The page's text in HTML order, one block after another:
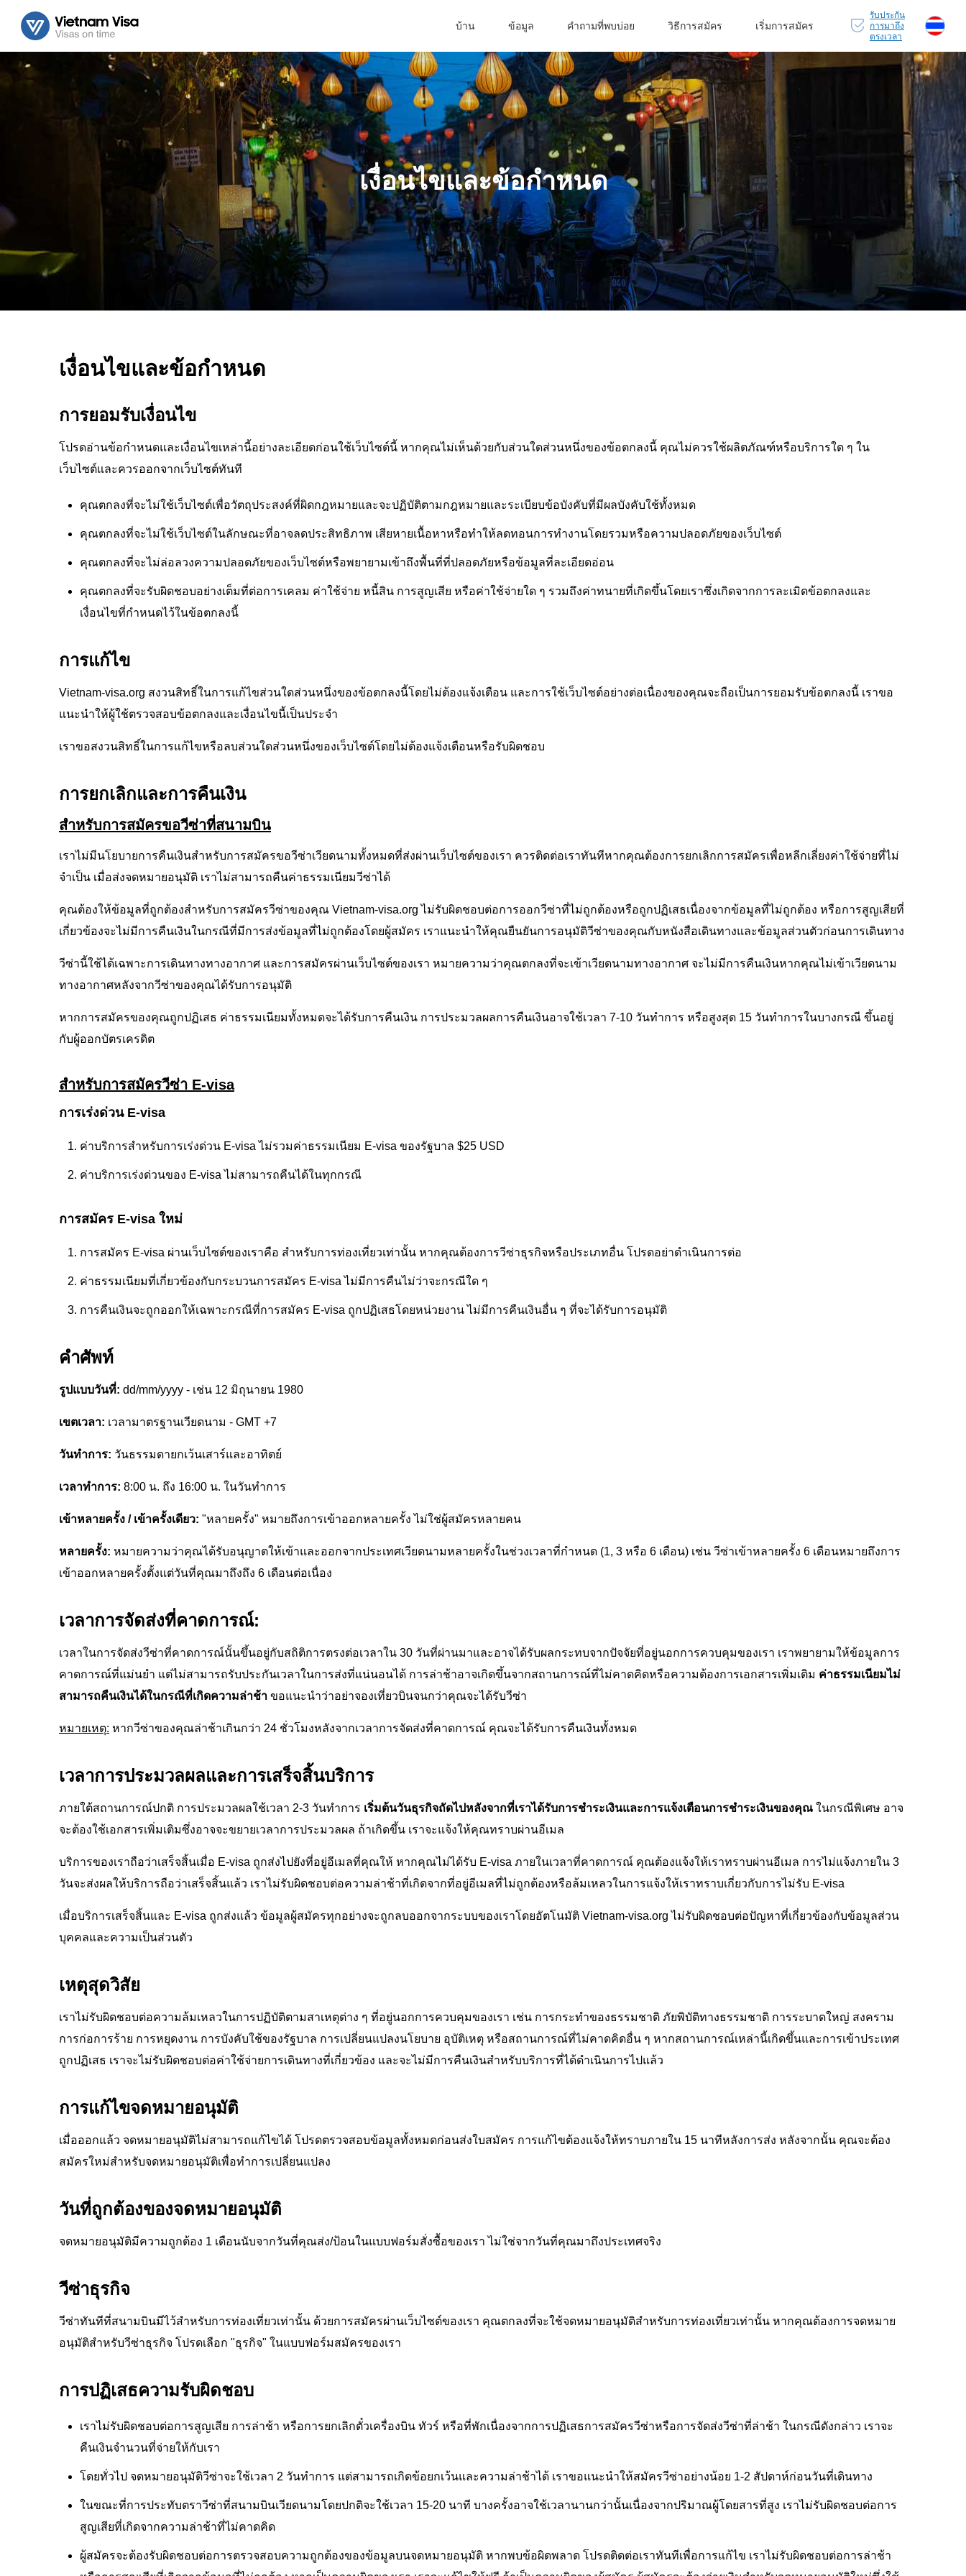
บ้าน ข้อมูล คำถามที่พบบ่อย วิธีการสมัคร เริ่มการสมัคร
รับประกัน
การมาถึง
ตรงเวลา
เงื่อนไขและข้อกำหนด
เงื่อนไขและข้อกำหนด
การยอมรับเงื่อนไข
โปรดอ่านข้อกำหนดและเงื่อนไขเหล่านี้อย่างละเอียดก่อนใช้เว็บไซต์นี้ หากคุณไม่เห็นด้วยกับส่วนใดส่วนหนึ่งของข้อตกลงนี้ คุณไม่ควรใช้ผลิตภัณฑ์หรือบริการใด ๆ ใน
เว็บไซต์และควรออกจากเว็บไซต์ทันที
คุณตกลงที่จะไม่ใช้เว็บไซต์เพื่อวัตถุประสงค์ที่ผิดกฎหมายและจะปฏิบัติตามกฎหมายและระเบียบข้อบังคับที่มีผลบังคับใช้ทั้งหมด
คุณตกลงที่จะไม่ใช้เว็บไซต์ในลักษณะที่อาจลดประสิทธิภาพ เสียหายเนื้อหาหรือทำให้ลดทอนการทำงานโดยรวมหรือความปลอดภัยของเว็บไซต์
คุณตกลงที่จะไม่ล่อลวงความปลอดภัยของเว็บไซต์หรือพยายามเข้าถึงพื้นที่ที่ปลอดภัยหรือข้อมูลที่ละเอียดอ่อน
คุณตกลงที่จะรับผิดชอบอย่างเต็มที่ต่อการเคลม ค่าใช้จ่าย หนี้สิน การสูญเสีย หรือค่าใช้จ่ายใด ๆ รวมถึงค่าทนายที่เกิดขึ้นโดยเราซึ่งเกิดจากการละเมิดข้อตกลงและ
เงื่อนไขที่กำหนดไว้ในข้อตกลงนี้
การแก้ไข
Vietnam-visa.org สงวนสิทธิ์ในการแก้ไขส่วนใดส่วนหนึ่งของข้อตกลงนี้โดยไม่ต้องแจ้งเตือน และการใช้เว็บไซต์อย่างต่อเนื่องของคุณจะถือเป็นการยอมรับข้อตกลงนี้ เราขอ
แนะนำให้ผู้ใช้ตรวจสอบข้อตกลงและเงื่อนไขนี้เป็นประจำ
เราขอสงวนสิทธิ์ในการแก้ไขหรือลบส่วนใดส่วนหนึ่งของเว็บไซต์โดยไม่ต้องแจ้งเตือนหรือรับผิดชอบ
การยกเลิกและการคืนเงิน
สำหรับการสมัครขอวีซ่าที่สนามบิน
เราไม่มีนโยบายการคืนเงินสำหรับการสมัครขอวีซ่าเวียดนามทั้งหมดที่ส่งผ่านเว็บไซต์ของเรา ควรติดต่อเราทันทีหากคุณต้องการยกเลิกการสมัครเพื่อหลีกเลี่ยงค่าใช้จ่ายที่ไม่
จำเป็น เมื่อส่งจดหมายอนุมัติ เราไม่สามารถคืนค่าธรรมเนียมวีซ่าได้
คุณต้องให้ข้อมูลที่ถูกต้องสำหรับการสมัครวีซ่าของคุณ Vietnam-visa.org ไม่รับผิดชอบต่อการออกวีซ่าที่ไม่ถูกต้องหรือถูกปฏิเสธเนื่องจากข้อมูลที่ไม่ถูกต้อง หรือการสูญเสียที่
เกี่ยวข้องจะไม่มีการคืนเงินในกรณีที่มีการส่งข้อมูลที่ไม่ถูกต้องโดยผู้สมัคร เราแนะนำให้คุณยืนยันการอนุมัติวีซ่าของคุณกับหนังสือเดินทางและข้อมูลส่วนตัวก่อนการเดินทาง
วีซ่านี้ใช้ได้เฉพาะการเดินทางทางอากาศ และการสมัครผ่านเว็บไซต์ของเรา หมายความว่าคุณตกลงที่จะเข้าเวียดนามทางอากาศ จะไม่มีการคืนเงินหากคุณไม่เข้าเวียดนาม
ทางอากาศหลังจากวีซ่าของคุณได้รับการอนุมัติ
หากการสมัครของคุณถูกปฏิเสธ ค่าธรรมเนียมทั้งหมดจะได้รับการคืนเงิน การประมวลผลการคืนเงินอาจใช้เวลา 7-10 วันทำการ หรือสูงสุด 15 วันทำการในบางกรณี ขึ้นอยู่
กับผู้ออกบัตรเครดิต
สำหรับการสมัครวีซ่า E-visa
การเร่งด่วน E-visa
ค่าบริการสำหรับการเร่งด่วน E-visa ไม่รวมค่าธรรมเนียม E-visa ของรัฐบาล $25 USD
ค่าบริการเร่งด่วนของ E-visa ไม่สามารถคืนได้ในทุกกรณี
การสมัคร E-visa ใหม่
การสมัคร E-visa ผ่านเว็บไซต์ของเราคือ สำหรับการท่องเที่ยวเท่านั้น หากคุณต้องการวีซ่าธุรกิจหรือประเภทอื่น โปรดอย่าดำเนินการต่อ
ค่าธรรมเนียมที่เกี่ยวข้องกับกระบวนการสมัคร E-visa ไม่มีการคืนไม่ว่าจะกรณีใด ๆ
การคืนเงินจะถูกออกให้เฉพาะกรณีที่การสมัคร E-visa ถูกปฏิเสธโดยหน่วยงาน ไม่มีการคืนเงินอื่น ๆ ที่จะได้รับการอนุมัติ
คำศัพท์
รูปแบบวันที่: dd/mm/yyyy - เช่น 12 มิถุนายน 1980
เขตเวลา: เวลามาตรฐานเวียดนาม - GMT +7
วันทำการ: วันธรรมดายกเว้นเสาร์และอาทิตย์
เวลาทำการ: 8:00 น. ถึง 16:00 น. ในวันทำการ
เข้าหลายครั้ง / เข้าครั้งเดียว: "หลายครั้ง" หมายถึงการเข้าออกหลายครั้ง ไม่ใช่ผู้สมัครหลายคน
หลายครั้ง: หมายความว่าคุณได้รับอนุญาตให้เข้าและออกจากประเทศเวียดนามหลายครั้งในช่วงเวลาที่กำหนด (1, 3 หรือ 6 เดือน) เช่น วีซ่าเข้าหลายครั้ง 6 เดือนหมายถึงการ
เข้าออกหลายครั้งตั้งแต่วันที่คุณมาถึงถึง 6 เดือนต่อเนื่อง
เวลาการจัดส่งที่คาดการณ์:
เวลาในการจัดส่งวีซ่าที่คาดการณ์นั้นขึ้นอยู่กับสถิติการตรงต่อเวลาใน 30 วันที่ผ่านมาและอาจได้รับผลกระทบจากปัจจัยที่อยู่นอกการควบคุมของเรา เราพยายามให้ข้อมูลการ
คาดการณ์ที่แม่นยำ แต่ไม่สามารถรับประกันเวลาในการส่งที่แน่นอนได้ การล่าช้าอาจเกิดขึ้นจากสถานการณ์ที่ไม่คาดคิดหรือความต้องการเอกสารเพิ่มเติม ค่าธรรมเนียมไม่
สามารถคืนเงินได้ในกรณีที่เกิดความล่าช้า ขอแนะนำว่าอย่าจองเที่ยวบินจนกว่าคุณจะได้รับวีซ่า
หมายเหตุ: หากวีซ่าของคุณล่าช้าเกินกว่า 24 ชั่วโมงหลังจากเวลาการจัดส่งที่คาดการณ์ คุณจะได้รับการคืนเงินทั้งหมด
เวลาการประมวลผลและการเสร็จสิ้นบริการ
ภายใต้สถานการณ์ปกติ การประมวลผลใช้เวลา 2-3 วันทำการ เริ่มต้นวันธุรกิจถัดไปหลังจากที่เราได้รับการชำระเงินและการแจ้งเตือนการชำระเงินของคุณ ในกรณีพิเศษ อาจ
จะต้องใช้เอกสารเพิ่มเติมซึ่งอาจจะขยายเวลาการประมวลผล ถ้าเกิดขึ้น เราจะแจ้งให้คุณทราบผ่านอีเมล
บริการของเราถือว่าเสร็จสิ้นเมื่อ E-visa ถูกส่งไปยังที่อยู่อีเมลที่คุณให้ หากคุณไม่ได้รับ E-visa ภายในเวลาที่คาดการณ์ คุณต้องแจ้งให้เราทราบผ่านอีเมล การไม่แจ้งภายใน 3
วันจะส่งผลให้บริการถือว่าเสร็จสิ้นแล้ว เราไม่รับผิดชอบต่อความล่าช้าที่เกิดจากที่อยู่อีเมลที่ไม่ถูกต้องหรือล้มเหลวในการแจ้งให้เราทราบเกี่ยวกับการไม่รับ E-visa
เมื่อบริการเสร็จสิ้นและ E-visa ถูกส่งแล้ว ข้อมูลผู้สมัครทุกอย่างจะถูกลบออกจากระบบของเราโดยอัตโนมัติ Vietnam-visa.org ไม่รับผิดชอบต่อปัญหาที่เกี่ยวข้องกับข้อมูลส่วน
บุคคลและความเป็นส่วนตัว
เหตุสุดวิสัย
เราไม่รับผิดชอบต่อความล้มเหลวในการปฏิบัติตามสาเหตุต่าง ๆ ที่อยู่นอกการควบคุมของเรา เช่น การกระทำของธรรมชาติ ภัยพิบัติทางธรรมชาติ การระบาดใหญ่ สงคราม
การก่อการร้าย การหยุดงาน การบังคับใช้ของรัฐบาล การเปลี่ยนแปลงนโยบาย อุบัติเหตุ หรือสถานการณ์ที่ไม่คาดคิดอื่น ๆ หากสถานการณ์เหล่านี้เกิดขึ้นและการเข้าประเทศ
ถูกปฏิเสธ เราจะไม่รับผิดชอบต่อค่าใช้จ่ายการเดินทางที่เกี่ยวข้อง และจะไม่มีการคืนเงินสำหรับบริการที่ได้ดำเนินการไปแล้ว
การแก้ไขจดหมายอนุมัติ
เมื่อออกแล้ว จดหมายอนุมัติไม่สามารถแก้ไขได้ โปรดตรวจสอบข้อมูลทั้งหมดก่อนส่งใบสมัคร การแก้ไขต้องแจ้งให้ทราบภายใน 15 นาทีหลังการส่ง หลังจากนั้น คุณจะต้อง
สมัครใหม่สำหรับจดหมายอนุมัติเพื่อทำการเปลี่ยนแปลง
วันที่ถูกต้องของจดหมายอนุมัติ
จดหมายอนุมัติมีความถูกต้อง 1 เดือนนับจากวันที่คุณส่ง/ป้อนในแบบฟอร์มสั่งซื้อของเรา ไม่ใช่จากวันที่คุณมาถึงประเทศจริง
วีซ่าธุรกิจ
วีซ่าทันทีที่สนามบินมีไว้สำหรับการท่องเที่ยวเท่านั้น ด้วยการสมัครผ่านเว็บไซต์ของเรา คุณตกลงที่จะใช้จดหมายอนุมัติสำหรับการท่องเที่ยวเท่านั้น หากคุณต้องการจดหมาย
อนุมัติสำหรับวีซ่าธุรกิจ โปรดเลือก "ธุรกิจ" ในแบบฟอร์มสมัครของเรา
การปฏิเสธความรับผิดชอบ
เราไม่รับผิดชอบต่อการสูญเสีย การล่าช้า หรือการยกเลิกตั๋วเครื่องบิน ทัวร์ หรือที่พักเนื่องจากการปฏิเสธการสมัครวีซ่าหรือการจัดส่งวีซ่าที่ล่าช้า ในกรณีดังกล่าว เราจะ
คืนเงินจำนวนที่จ่ายให้กับเรา
โดยทั่วไป จดหมายอนุมัติวีซ่าจะใช้เวลา 2 วันทำการ แต่สามารถเกิดข้อยกเว้นและความล่าช้าได้ เราขอแนะนำให้สมัครวีซ่าอย่างน้อย 1-2 สัปดาห์ก่อนวันที่เดินทาง
ในขณะที่การประทับตราวีซ่าที่สนามบินเวียดนามโดยปกติจะใช้เวลา 15-20 นาที บางครั้งอาจใช้เวลานานกว่านั้นเนื่องจากปริมาณผู้โดยสารที่สูง เราไม่รับผิดชอบต่อการ
สูญเสียที่เกิดจากความล่าช้าที่ไม่คาดคิด
ผู้สมัครจะต้องรับผิดชอบต่อการตรวจสอบความถูกต้องของข้อมูลบนจดหมายอนุมัติ หากพบข้อผิดพลาด โปรดติดต่อเราทันทีเพื่อการแก้ไข เราไม่รับผิดชอบต่อการล่าช้า